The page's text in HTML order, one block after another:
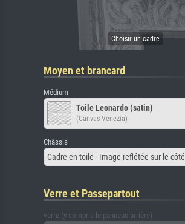
Moyen et brancard
Médium
Toile Leonardo (satin)
(Canvas Venezia)
Châssis
Cadre en toile - Image reflétée sur le côté
Verre et Passepartout
verre (y compris le panneau arrière)